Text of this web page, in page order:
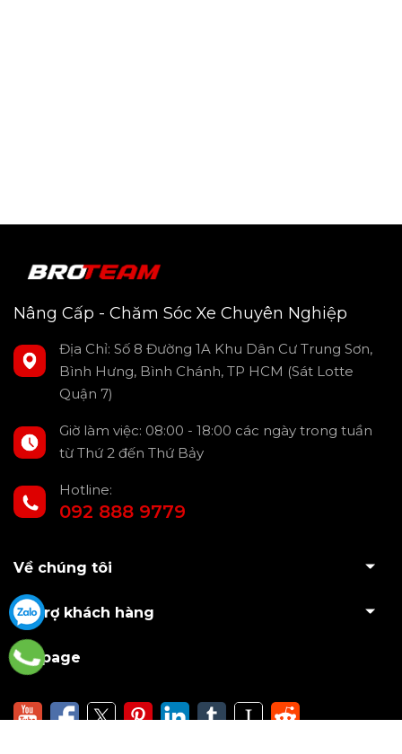
Nâng Cấp - Chăm Sóc Xe Chuyên Nghiệp
Địa Chỉ: Số 8 Đường 1A Khu Dân Cư Trung Sơn,
Bình Hưng, Bình Chánh, TP HCM (Sát Lotte
Quận 7)
Giờ làm việc: 08:00 - 18:00 các ngày trong tuần
từ Thứ 2 đến Thứ Bảy
Hotline:
092 888 9779
Về chúng tôi
Hỗ trợ khách hàng
Fanpage